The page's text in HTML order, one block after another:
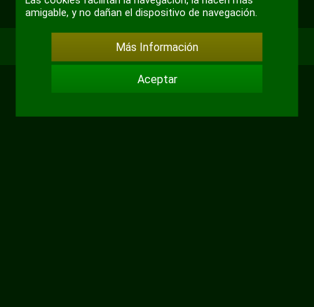
amigable, y no dañan el dispositivo de navegación.
Más Información
Aceptar